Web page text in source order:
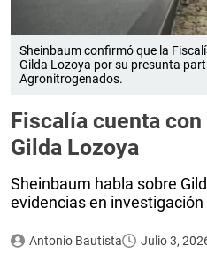
Sheinbaum confirmó que la
Gilda Lozoya por su presunta
Agronitrogenados.
Fiscalía cuenta
Gilda Lozoya
Sheinbaum habla sobre
evidencias en
Antonio Bautista Julio 3,